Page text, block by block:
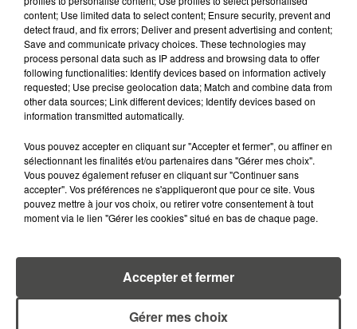
RETROUVEZ TOUTE L'ACTU DE LA RÉGION ET
RECEVEZ LES ALERTES INFOS DE LA RÉDACTION
EN TÉLÉCHARGEANT L'APPLICATION MOBILE
RCA
LA RÉDACTION
RCA
Voir toute l'équipe RCA
DIMITRI COUTAND
content; Use limited data to select content; Ensure security, prevent and
detect fraud, and fix errors; Deliver and present advertising and content;
Save and communicate privacy choices. These technologies may
process personal data such as IP address and browsing data to offer
following functionalities: Identify devices based on information actively
requested; Use precise geolocation data; Match and combine data from
other data sources; Link different devices; Identify devices based on
information transmitted automatically.
Vous pouvez accepter en cliquant sur "Accepter et fermer", ou affiner en
sélectionnant les finalités et/ou partenaires dans "Gérer mes choix".
Vous pouvez également refuser en cliquant sur "Continuer sans
accepter". Vos préférences ne s'appliqueront que pour ce site. Vous
pouvez mettre à jour vos choix, ou retirer votre consentement à tout
moment via le lien "Gérer les cookies" situé en bas de chaque page.
Gérer mes choix
Accepter et fermer